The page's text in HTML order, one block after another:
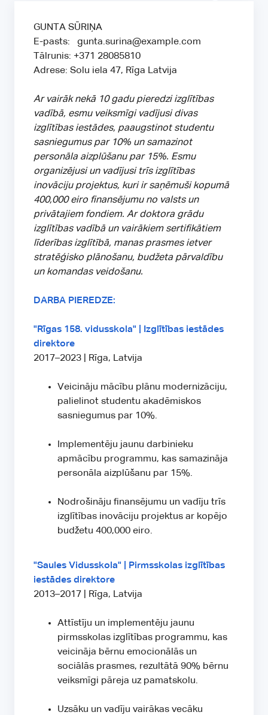
GUNTA SŪRIŅA
E-pasts: gunta.surina@example.com
Tālrunis: +371 28085810
Adrese: Solu iela 47, Rīga Latvija
Ar vairāk nekā 10 gadu pieredzi izglītības
vadībā, esmu veiksmīgi vadījusi divas
izglītības iestādes, paaugstinot studentu
sasniegumus par 10% un samazinot
personāla aizplūšanu par 15%. Esmu
organizējusi un vadījusi trīs izglītības
inovāciju projektus, kuri ir saņēmuši kopumā
400,000 eiro finansējumu no valsts un
privātajiem fondiem. Ar doktora grādu
izglītības vadībā un vairākiem sertifikātiem
līderības izglītībā, manas prasmes ietver
stratēģisko plānošanu, budžeta pārvaldību
un komandas veidošanu.
DARBA PIEREDZE:
"Rīgas 158. vidusskola" | Izglītības iestādes
direktore
2017–2023 | Rīga, Latvija
Veicināju mācību plānu modernizāciju,
palielinot studentu akadēmiskos
sasniegumus par 10%.
Implementēju jaunu darbinieku
apmācību programmu, kas samazināja
personāla aizplūšanu par 15%.
Nodrošināju finansējumu un vadīju trīs
izglītības inovāciju projektus ar kopējo
budžetu 400,000 eiro.
"Saules Vidusskola" | Pirmsskolas izglītības
iestādes direktore
2013–2017 | Rīga, Latvija
Attīstīju un implementēju jaunu
pirmsskolas izglītības programmu, kas
veicināja bērnu emocionālās un
sociālās prasmes, rezultātā 90% bērnu
veiksmīgi pāreja uz pamatskolu.
Uzsāku un vadīju vairākas vecāku